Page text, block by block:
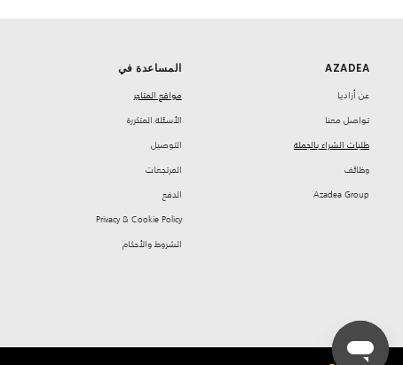
AZADEA
‏عن أزاديا
تواصل معنا
طلبات الشراء بالجملة
‏وظائف
Azadea Group
المساعدة في
مواقع المتاجر
‏الأسئلة المتكررة
‏التوصيل
‏المرتجعات
‏الدفع
Privacy & Cookie Policy
‏الشروط والأحكام